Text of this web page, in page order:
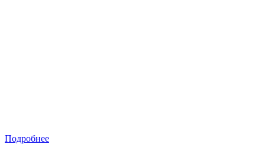
Подробнее